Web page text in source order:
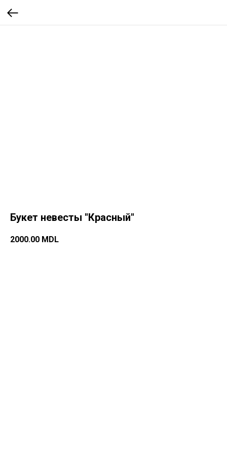
Букет невесты "Красный"
2000.00 MDL